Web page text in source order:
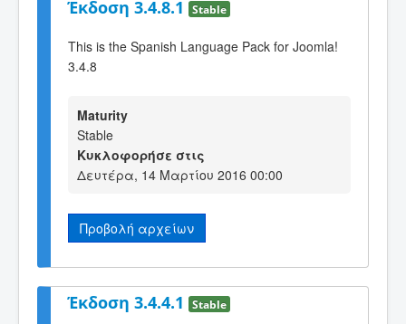
Έκδοση 3.4.8.1 Stable
This is the Spanish Language Pack for Joomla!
3.4.8
Maturity
Stable
Κυκλοφορήσε στις
Δευτέρα, 14 Μαρτίου 2016 00:00
Προβολή αρχείων
Έκδοση 3.4.4.1 Stable